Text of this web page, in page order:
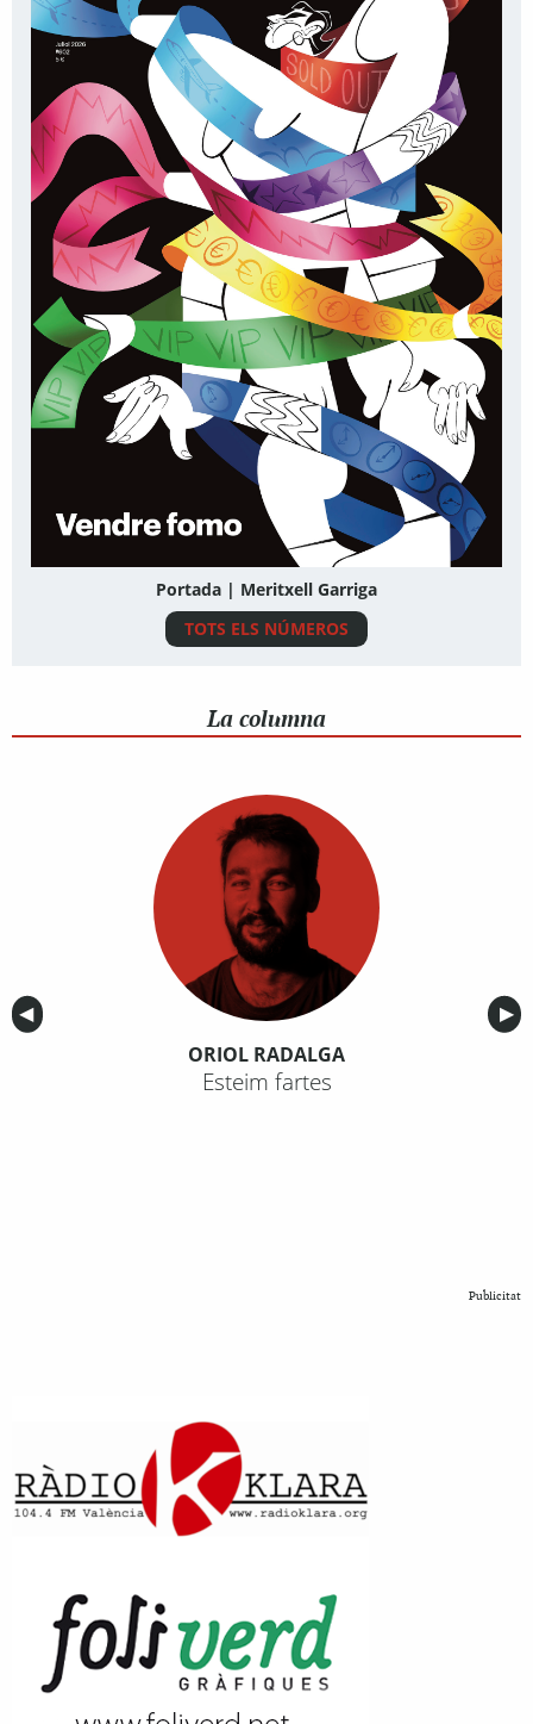
Portada | Meritxell Garriga
TOTS ELS NÚMEROS
La columna
Anterior
◀︎ ▶︎
ORIOL RADALGA
Esteim fartes
Publicitat